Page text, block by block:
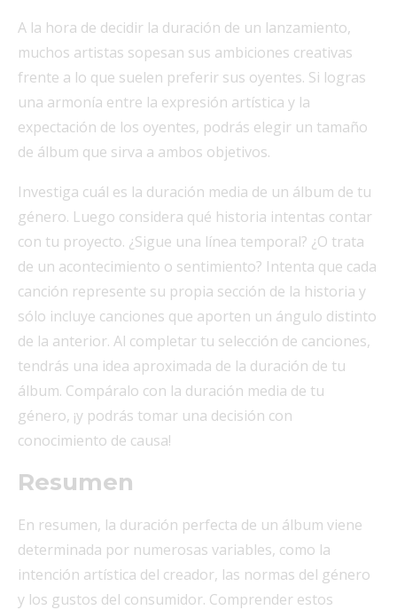
A la hora de decidir la duración de un lanzamiento,
muchos artistas sopesan sus ambiciones creativas
frente a lo que suelen preferir sus oyentes. Si logras
una armonía entre la expresión artística y la
expectación de los oyentes, podrás elegir un tamaño
de álbum que sirva a ambos objetivos.
Investiga cuál es la duración media de un álbum de tu
género. Luego considera qué historia intentas contar
con tu proyecto. ¿Sigue una línea temporal? ¿O trata
de un acontecimiento o sentimiento? Intenta que cada
canción represente su propia sección de la historia y
sólo incluye canciones que aporten un ángulo distinto
de la anterior. Al completar tu selección de canciones,
tendrás una idea aproximada de la duración de tu
álbum. Compáralo con la duración media de tu
género, ¡y podrás tomar una decisión con
conocimiento de causa!
Resumen
En resumen, la duración perfecta de un álbum viene
determinada por numerosas variables, como la
intención artística del creador, las normas del género
y los gustos del consumidor. Comprender estos